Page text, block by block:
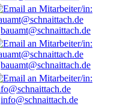
bauamt@schnaittach.de
bauamt@schnaittach.de
info@schnaittach.de